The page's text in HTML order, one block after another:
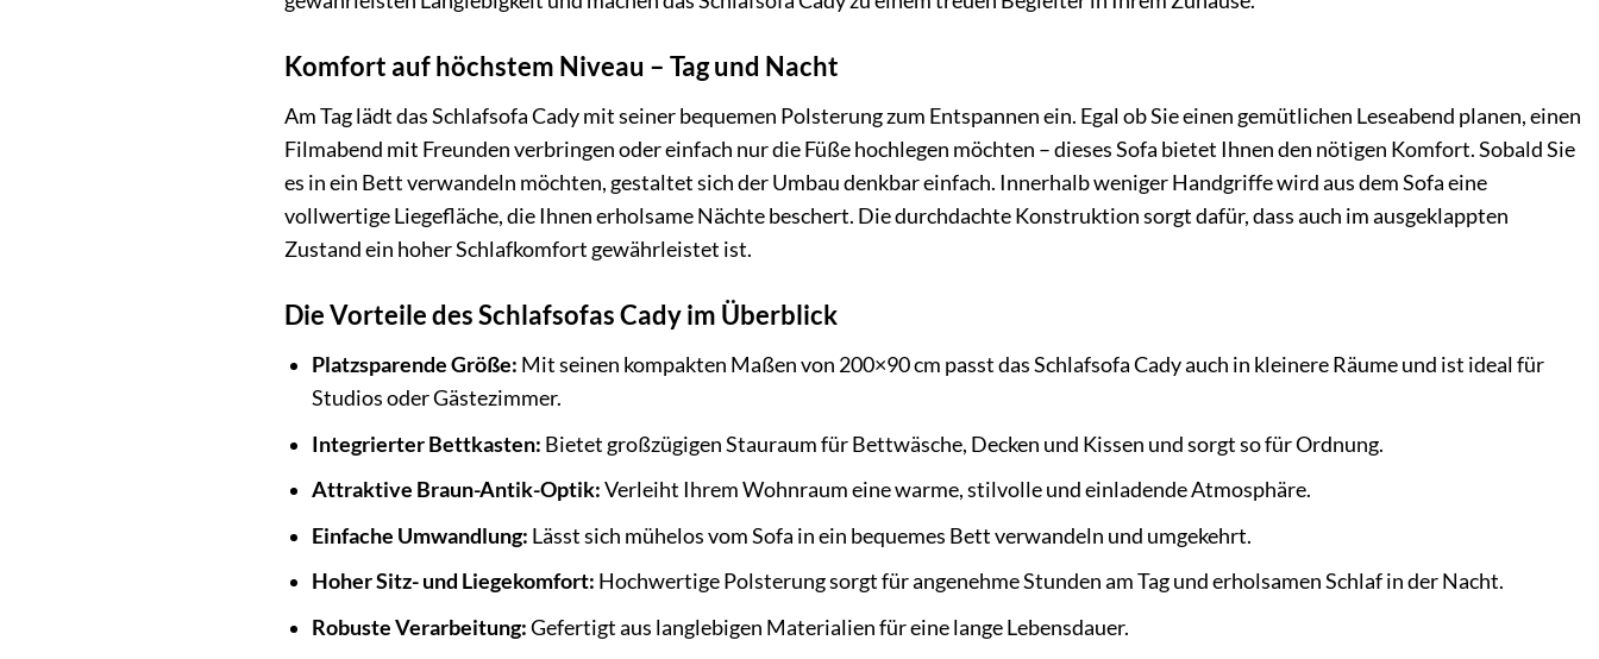
Komfort auf höchstem Niveau – Tag und Nacht
Am Tag lädt das Schlafsofa Cady mit seiner bequemen Polsterung zum Entspannen ein. Egal ob Sie einen gemütlichen Leseabend planen, einen
Filmabend mit Freunden verbringen oder einfach nur die Füße hochlegen möchten – dieses Sofa bietet Ihnen den nötigen Komfort. Sobald Sie
es in ein Bett verwandeln möchten, gestaltet sich der Umbau denkbar einfach. Innerhalb weniger Handgriffe wird aus dem Sofa eine
vollwertige Liegefläche, die Ihnen erholsame Nächte beschert. Die durchdachte Konstruktion sorgt dafür, dass auch im ausgeklappten
Zustand ein hoher Schlafkomfort gewährleistet ist.
Die Vorteile des Schlafsofas Cady im Überblick
Platzsparende Größe: Mit seinen kompakten Maßen von 200×90 cm passt das Schlafsofa Cady auch in kleinere Räume und ist ideal für
Studios oder Gästezimmer.
Integrierter Bettkasten: Bietet großzügigen Stauraum für Bettwäsche, Decken und Kissen und sorgt so für Ordnung.
Attraktive Braun-Antik-Optik:Verleiht Ihrem Wohnraum eine warme, stilvolle und einladende Atmosphäre.
Einfache Umwandlung: Lässt sich mühelos vom Sofa in ein bequemes Bett verwandeln und umgekehrt.
Hoher Sitz- und Liegekomfort: Hochwertige Polsterung sorgt für angenehme Stunden am Tag und erholsamen Schlaf in der Nacht.
Robuste Verarbeitung:Gefertigt aus langlebigen Materialien für eine lange Lebensdauer.